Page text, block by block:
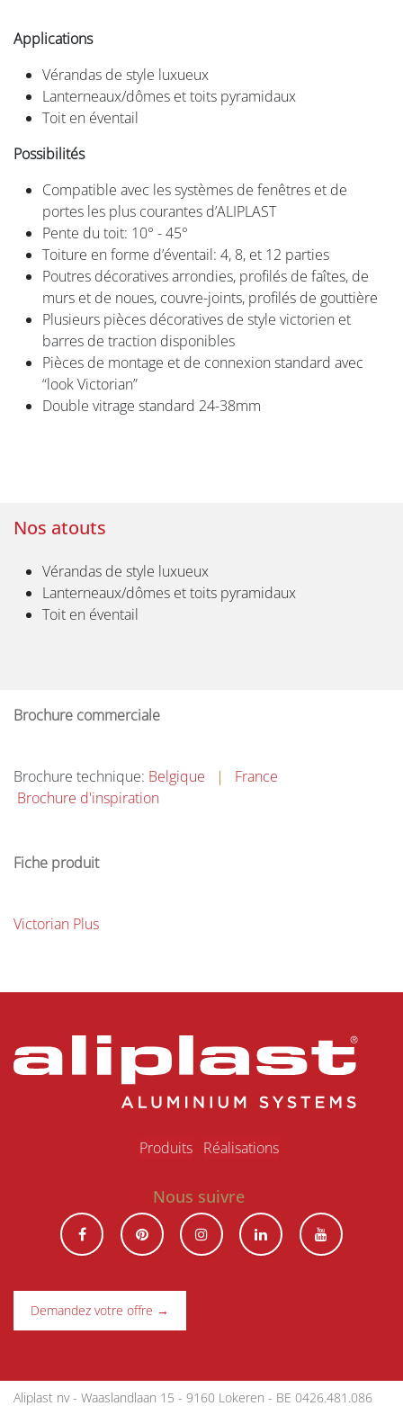
Applications
Vérandas de style luxueux
Lanterneaux/dômes et toits pyramidaux
Toit en éventail
Possibilités
Compatible avec les systèmes de fenêtres et de
portes les plus courantes d’ALIPLAST
Pente du toit: 10° - 45°
Toiture en forme d’éventail: 4, 8, et 12 parties
Poutres décoratives arrondies, profilés de faîtes, de
murs et de noues, couvre-joints, profilés de gouttière
Plusieurs pièces décoratives de style victorien et
barres de traction disponibles
Pièces de montage et de connexion standard avec
“look Victorian”
Double vitrage standard 24-38mm
Nos atouts
Vérandas de style luxueux
Lanterneaux/dômes et toits pyramidaux
Toit en éventail
Brochure commerciale
Brochure technique: Belgique | France
Brochure d'inspiration
Fiche produit
Victorian Plus
Produits R​éalisations
Nous suivre
Demandez votre offre →
Aliplast nv - Waaslandlaan 15 - 9160 Lokeren - BE 0426.481.086